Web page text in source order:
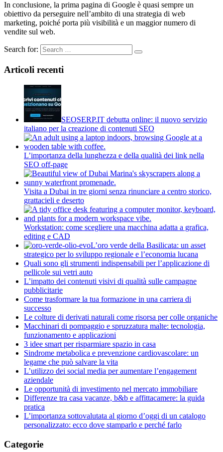
In conclusione, la prima pagina di Google è quasi sempre un
obiettivo da perseguire nell’ambito di una strategia di web
marketing, poiché porta più visibilità e un maggior numero di
vendite sul web.
Search for:
Articoli recenti
SEOSERP.IT debutta online: il nuovo servizio
italiano per la creazione di contenuti SEO
L’importanza della lunghezza e della qualità dei link nella
SEO off-page
Visita a Dubai in tre giorni senza rinunciare a centro storico,
grattacieli e deserto
Workstation: come scegliere una macchina adatta a grafica,
editing e CAD
L’oro verde della Basilicata: un asset
strategico per lo sviluppo regionale e l’economia lucana
Quali sono gli strumenti indispensabili per l’applicazione di
pellicole sui vetri auto
L’impatto dei contenuti visivi di qualità sulle campagne
pubblicitarie
Come trasformare la tua formazione in una carriera di
successo
Le colture di derivati naturali come risorsa per colle organiche
Macchinari di pompaggio e spruzzatura malte: tecnologia,
funzionamento e applicazioni
3 idee smart per risparmiare spazio in casa
Sindrome metabolica e prevenzione cardiovascolare: un
legame che può salvare la vita
L’utilizzo dei social media per aumentare l’engagement
aziendale
Le opportunità di investimento nel mercato immobiliare
Differenze tra casa vacanze, b&b e affittacamere: la guida
pratica
L’importanza sottovalutata al giorno d’oggi di un catalogo
personalizzato: ecco dove stamparlo e perché farlo
Categorie